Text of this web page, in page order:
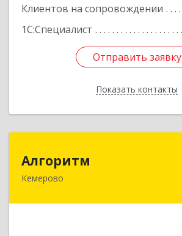
Клиентов на сопровождении
1С:Специалист
Отправить заявку
Показать контакты
Отправить заявку
Назад
Алгоритм
Кемерово